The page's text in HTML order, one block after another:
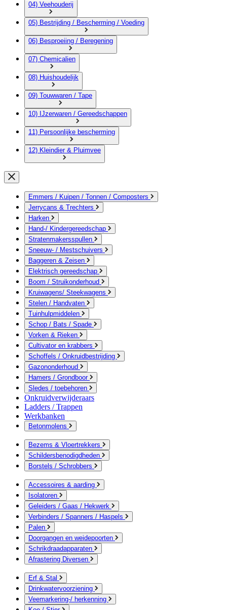
04) Veehouderij
05) Bestrijding / Bescherming / Voeding
06) Besproeiing / Beregening
07) Chemicalien
08) Huishoudelijk
09) Touwwaren / Tape
10) IJzerwaren / Gereedschappen
11) Persoonlijke bescherming
12) Kleindier & Pluimvee
Emmers / Kuipen / Tonnen / Composters
Jerrycans & Trechters
Harken
Hand-/ Kindergereedschap
Stratenmakersspullen
Sneeuw- / Mestschuivers
Baggeren & Zeisen
Elektrisch gereedschap
Boom / Struikonderhoud
Kruiwagens/ Steekwagens
Stelen / Handvaten
Tuinhulpmiddelen
Schop / Bats / Spade
Vorken & Rieken
Cultivator en krabbers
Schoffels / Onkruidbestrijding
Gazononderhoud
Hamers / Grondboor
Sledes / toebehoren
Onkruidverwijderaars
Ladders / Trappen
Werkbanken
Betonmolens
Bezems & Vloertrekkers
Schildersbenodigdheden
Borstels / Schrobbers
Accessoires & aarding
Isolatoren
Geleiders / Gaas / Hekwerk
Verbinders / Spanners / Haspels
Palen
Doorgangen en weidepoorten
Schrikdraadapparaten
Afrastering Diversen
Erf & Stal
Drinkwatervoorziening
Veemarkering-/ herkenning